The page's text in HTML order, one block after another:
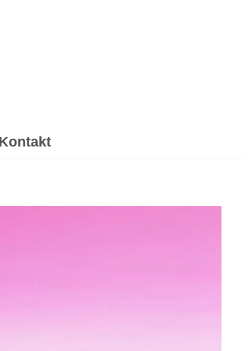
Kontakt
Psychotherapie
✓Soundhealing & Reiki